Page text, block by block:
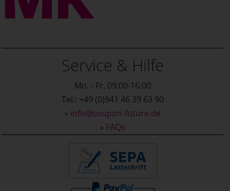
Service & Hilfe
Mo. - Fr. 09:00-16:00
Tel.: +49 (0)941 46 39 63 90
» info@coupon-future.de
» FAQs